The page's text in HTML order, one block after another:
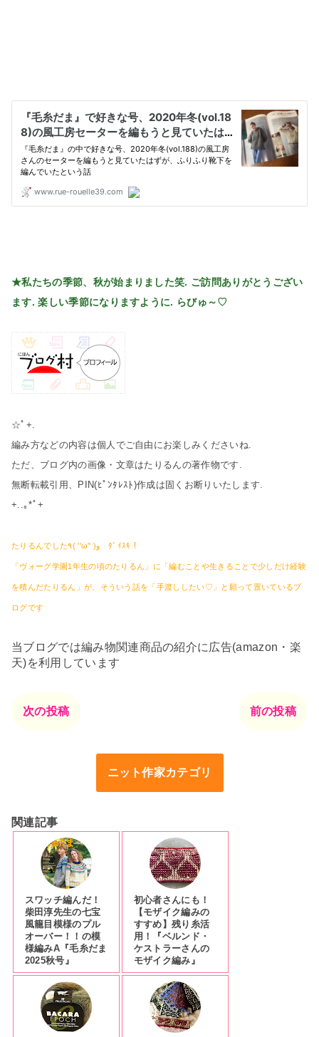
★私たちの季節、秋が始まりました笑. ご訪問ありがとうござい
ます. 楽しい季節になりますように. らびゅ～♡
☆ﾟ+.
編み方などの内容は個人でご自由にお楽しみくださいね.
ただ、ブログ内の画像・文章はたりるんの著作物です.
無断転載引用、PIN(ﾋﾟﾝﾀﾚｽﾄ)作成は固くお断りいたします.
+..｡*ﾟ+
たりるんでした٩( ''ω'' )و ﾀﾞｲｽｷ！
「ヴォーグ学園1年生の頃のたりるん」に「編むことや生きることで少しだけ経験
を積んだたりるん」が、そういう話を「手渡ししたい♡」と願って置いているブ
ログです
当ブログでは編み物関連商品の紹介に広告(amazon・楽
天)を利用しています
次の投稿 前の投稿
ニット作家カテゴリ
関連記事
スワッチ編んだ！
柴田淳先生の七宝
風籠目模様のプル
オーバー！！の模
様編みA『毛糸だま
2025秋号』
初心者さんにも！
【モザイク編みの
すすめ】残り糸活
用！『ベルンド・
ケストラーさんの
モザイク編み』